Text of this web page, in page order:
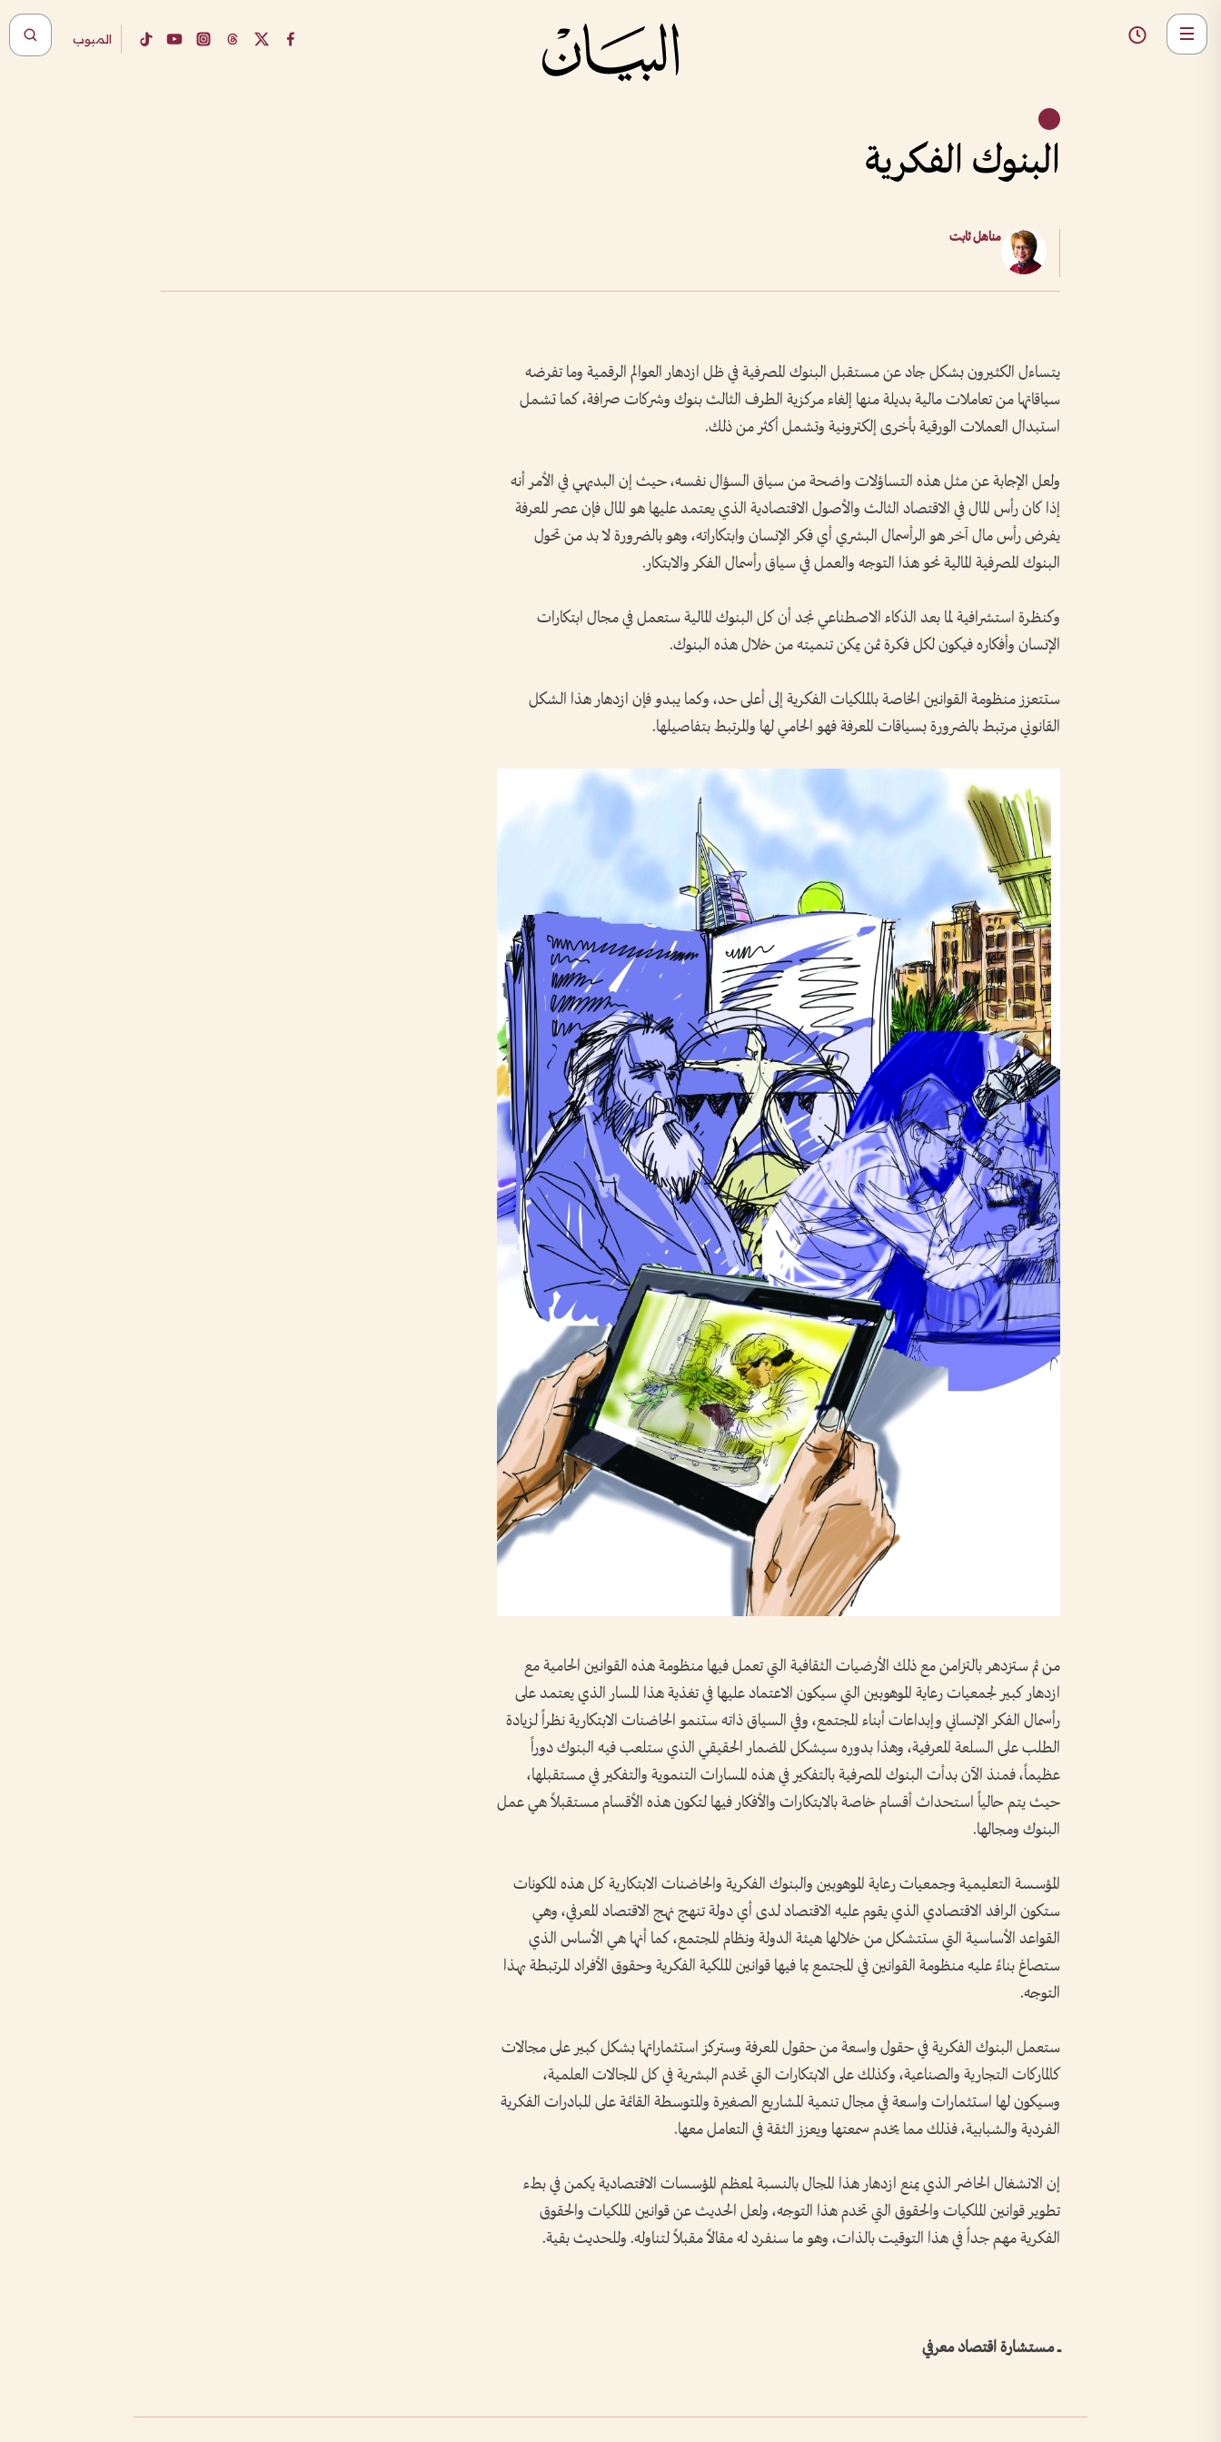
المبوب
البنوك الفكرية
مناهل ثابت
يتساءل الكثيرون بشكل جاد عن مستقبل البنوك المصرفية في ظل ازدهار العوالم الرقمية وما تفرضه
سياقاتها من تعاملات مالية بديلة منها إلغاء مركزية الطرف الثالث بنوك وشركات صرافة، كما تشمل
استبدال العملات الورقية بأخرى إلكترونية وتشمل أكثر من ذلك.
ولعل الإجابة عن مثل هذه التساؤلات واضحة من سياق السؤال نفسه، حيث إن البديهي في الأمر أنه
إذا كان رأس المال في الاقتصاد الثالث والأصول الاقتصادية الذي يعتمد عليها هو المال فإن عصر المعرفة
يفرض رأس مال آخر هو الرأسمال البشري أي فكر الإنسان وابتكاراته، وهو بالضرورة لا بد من تحول
البنوك المصرفية المالية نحو هذا التوجه والعمل في سياق رأسمال الفكر والابتكار.
وكنظرة استشرافية لما بعد الذكاء الاصطناعي نجد أن كل البنوك المالية ستعمل في مجال ابتكارات
الإنسان وأفكاره فيكون لكل فكرة ثمن يمكن تنميته من خلال هذه البنوك.
ستتعزز منظومة القوانين الخاصة بالملكيات الفكرية إلى أعلى حد، وكما يبدو فإن ازدهار هذا الشكل
القانوني مرتبط بالضرورة بسياقات المعرفة فهو الحامي لها والمرتبط بتفاصيلها.
من ثم ستزدهر بالتزامن مع ذلك الأرضيات الثقافية التي تعمل فيها منظومة هذه القوانين الحامية مع
ازدهار كبير لجمعيات رعاية الموهوبين التي سيكون الاعتماد عليها في تغذية هذا المسار الذي يعتمد على
رأسمال الفكر الإنساني وإبداعات أبناء المجتمع، وفي السياق ذاته ستنمو الحاضنات الابتكارية نظراً لزيادة
الطلب على السلعة المعرفية، وهذا بدوره سيشكل المضمار الحقيقي الذي ستلعب فيه البنوك دوراً
عظيماً، فمنذ الآن بدأت البنوك المصرفية بالتفكير في هذه المسارات التنموية والتفكير في مستقبلها،
حيث يتم حالياً استحداث أقسام خاصة بالابتكارات والأفكار فيها لتكون هذه الأقسام مستقبلاً هي عمل
البنوك ومجالها.
المؤسسة التعليمية وجمعيات رعاية الموهوبين والبنوك الفكرية والحاضنات الابتكارية كل هذه المكونات
ستكون الرافد الاقتصادي الذي يقوم عليه الاقتصاد لدى أي دولة تنهج نهج الاقتصاد المعرفي، وهي
القواعد الأساسية التي ستتشكل من خلالها هيئة الدولة ونظام المجتمع، كما أنها هي الأساس الذي
ستصاغ بناءً عليه منظومة القوانين في المجتمع بما فيها قوانين الملكية الفكرية وحقوق الأفراد المرتبطة بهذا
التوجه.
ستعمل البنوك الفكرية في حقول واسعة من حقول المعرفة وستركز استثماراتها بشكل كبير على مجالات
كالماركات التجارية والصناعية، وكذلك على الابتكارات التي تخدم البشرية في كل المجالات العلمية،
وسيكون لها استثمارات واسعة في مجال تنمية المشاريع الصغيرة والمتوسطة القائمة على المبادرات الفكرية
الفردية والشبابية، فذلك مما يخدم سمعتها ويعزز الثقة في التعامل معها.
إن الانشغال الحاضر الذي يمنع ازدهار هذا المجال بالنسبة لمعظم المؤسسات الاقتصادية يكمن في بطء
تطوير قوانين الملكيات والحقوق التي تخدم هذا التوجه، ولعل الحديث عن قوانين الملكيات والحقوق
الفكرية مهم جداً في هذا التوقيت بالذات، وهو ما سنفرد له مقالاً مقبلاً لتناوله. وللحديث بقية.
ـــ مستشارة اقتصاد معرفي